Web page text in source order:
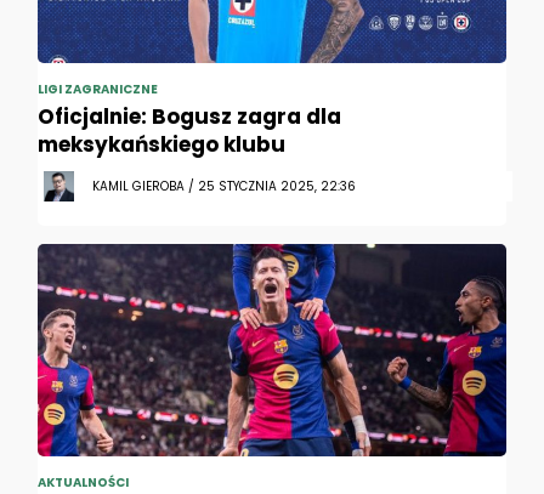
LIGI ZAGRANICZNE
Oficjalnie: Bogusz zagra dla
meksykańskiego klubu
KAMIL GIEROBA / 25 STYCZNIA 2025, 22:36
AKTUALNOŚCI